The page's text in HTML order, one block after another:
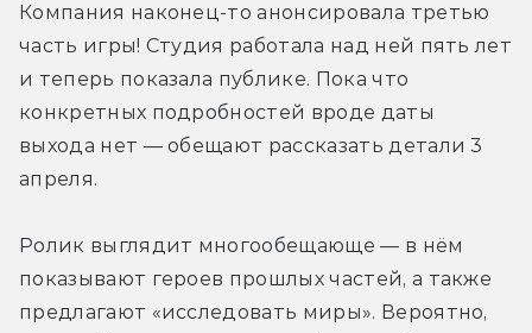
Компания наконец-то анонсировала третью
часть игры! Студия работала над ней пять лет
и теперь показала публике. Пока что
конкретных подробностей вроде даты
выхода нет — обещают рассказать детали 3
апреля.
Ролик выглядит многообещающе — в нём
показывают героев прошлых частей, а также
предлагают «исследовать миры». Вероятно,